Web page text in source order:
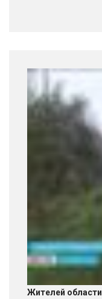
Жителей